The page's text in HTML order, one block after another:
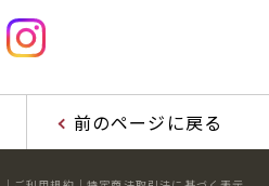
前のページに戻る